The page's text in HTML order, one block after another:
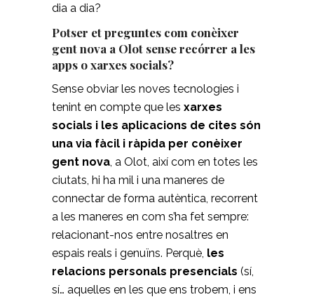
dia a dia?
Potser et preguntes com conèixer
gent nova a Olot sense recórrer a les
apps o xarxes socials?
Sense obviar les noves tecnologies i
tenint en compte que les xarxes
socials i les aplicacions de cites són
una via fàcil i ràpida per conèixer
gent nova, a Olot, així com en totes les
ciutats, hi ha mil i una maneres de
connectar de forma autèntica, recorrent
a les maneres en com s’ha fet sempre:
relacionant-nos entre nosaltres en
espais reals i genuïns. Perquè, les
relacions personals presencials (sí,
sí… aquelles en les que ens trobem, i ens